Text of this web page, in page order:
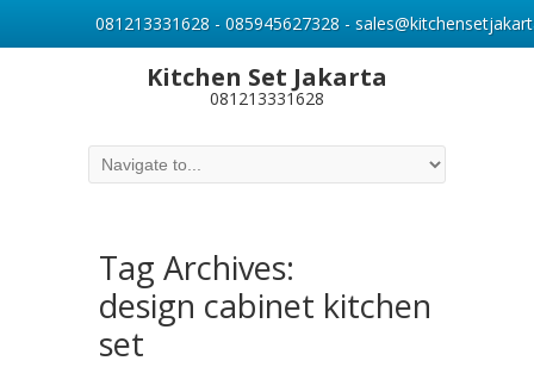
Kitchen Set Jakarta
081213331628
Tag Archives:
design cabinet kitchen
set
081213331628 - 085945627328 -